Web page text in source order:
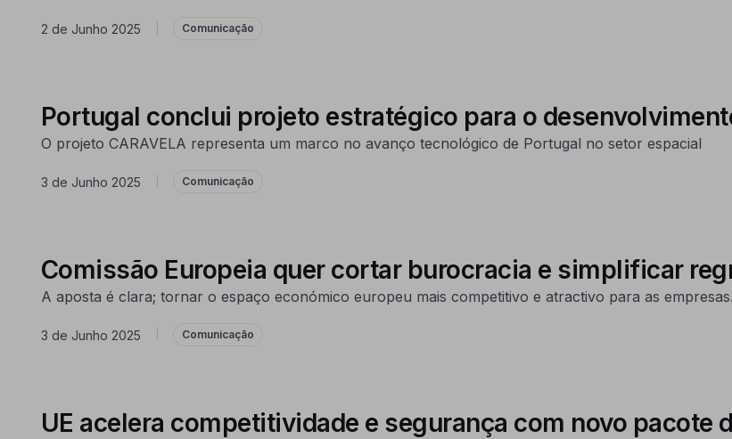
2 de Junho 2025 Comunicação
Portugal conclui projeto estratégico para o
O projeto CARAVELA representa um marco no avanço tecnológico de Portugal no setor espacial
3 de Junho 2025 Comunicação
Comissão Europeia quer cortar burocracia e simplificar
A aposta é clara; tornar o espaço económico europeu mais competitivo e atractivo para as empresas.
3 de Junho 2025 Comunicação
UE acelera competitividade e segurança com novo pacote